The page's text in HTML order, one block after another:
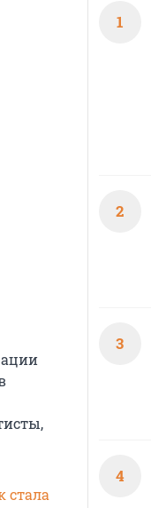
стала
1
2
3
4